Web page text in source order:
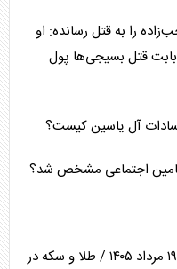
را به قتل رسانده: او
قتل بسیجی‌ها پول
آل یاسین کیست؟
اجتماعی مشخص شد؟
پیش بینی قیمت طلا و سکه دوشنبه ۱۹ مرداد ۱۴۰۵ / طلا و سکه در